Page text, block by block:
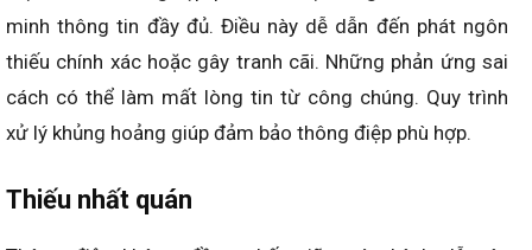
minh thông tin đầy đủ. Điều này dễ dẫn đến phát ngôn
thiếu chính xác hoặc gây tranh cãi. Những phản ứng sai
cách có thể làm mất lòng tin từ công chúng. Quy trình
xử lý khủng hoảng giúp đảm bảo thông điệp phù hợp.
Thiếu nhất quán